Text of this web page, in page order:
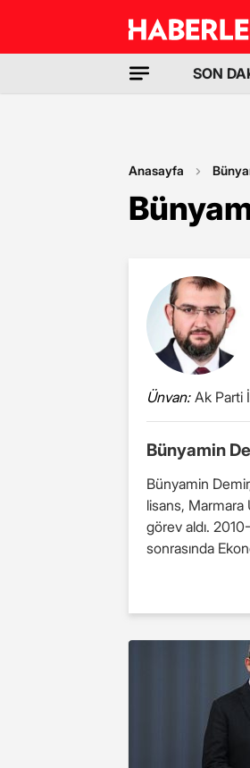
SON
Anasayfa
Ünvan: Ak Parti
Bünyamin
Bünyamin
lisans, Marmara
görev aldı.
sonrasında